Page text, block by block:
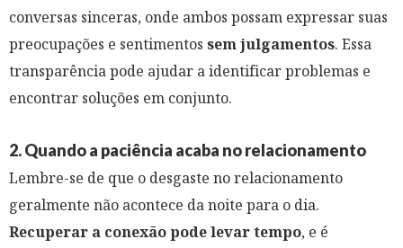
conversas sinceras, onde ambos possam expressar suas
preocupações e sentimentos sem julgamentos. Essa
transparência pode ajudar a identificar problemas e
encontrar soluções em conjunto.
2. Quando a paciência acaba no relacionamento
Lembre-se de que o desgaste no relacionamento
geralmente não acontece da noite para o dia.
Recuperar a conexão pode levar tempo, e é